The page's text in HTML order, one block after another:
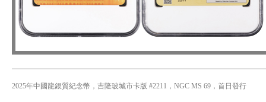
2025年中國龍銀質紀念幣，吉隆玻城市卡版 #2211，NGC MS 69，首日發行